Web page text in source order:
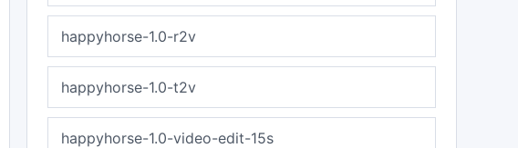
happyhorse-1.0-r2v
happyhorse-1.0-t2v
happyhorse-1.0-video-edit-15s